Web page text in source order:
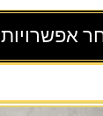
אפשרויות